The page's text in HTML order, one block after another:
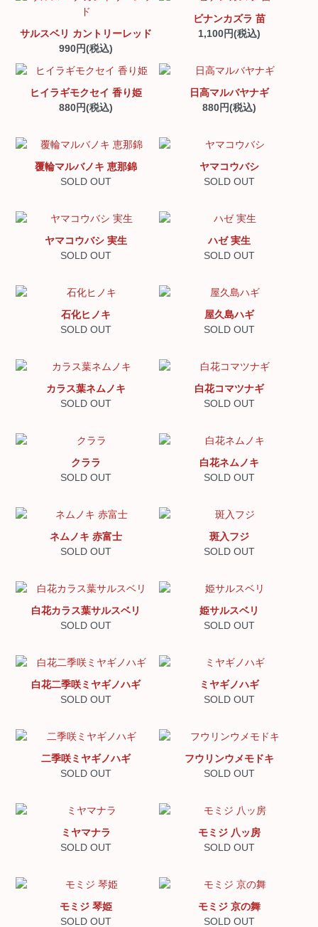
サルスベリ カントリーレッド
990円(税込)
ビナンカズラ 苗
1,100円(税込)
ヒイラギモクセイ 香り姫
880円(税込)
日高マルバヤナギ
880円(税込)
覆輪マルバノキ 恵那錦
SOLD OUT
ヤマコウバシ
SOLD OUT
ヤマコウバシ 実生
SOLD OUT
ハゼ 実生
SOLD OUT
石化ヒノキ
SOLD OUT
屋久島ハギ
SOLD OUT
カラス葉ネムノキ
SOLD OUT
白花コマツナギ
SOLD OUT
クララ
SOLD OUT
白花ネムノキ
SOLD OUT
ネムノキ 赤富士
SOLD OUT
斑入フジ
SOLD OUT
白花カラス葉サルスベリ
SOLD OUT
姫サルスベリ
SOLD OUT
白花二季咲ミヤギノハギ
SOLD OUT
ミヤギノハギ
SOLD OUT
二季咲ミヤギノハギ
SOLD OUT
フウリンウメモドキ
SOLD OUT
ミヤマナラ
SOLD OUT
モミジ 八ッ房
SOLD OUT
モミジ 琴姫
SOLD OUT
モミジ 京の舞
SOLD OUT